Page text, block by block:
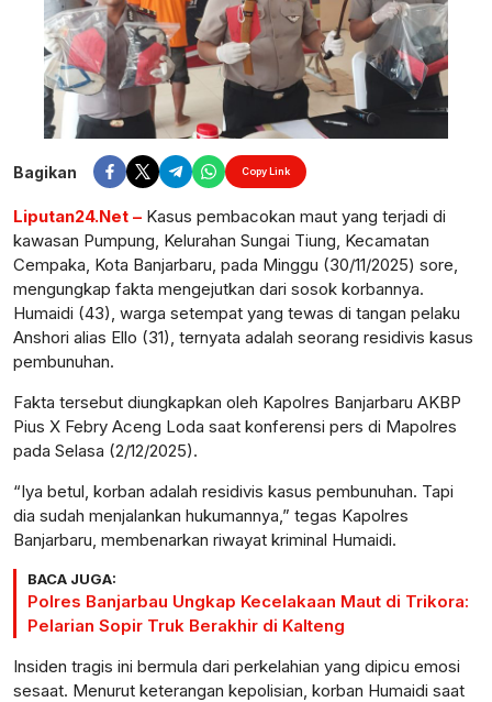
Bagikan Copy Link
Liputan24.Net – Kasus pembacokan maut yang terjadi di
kawasan Pumpung, Kelurahan Sungai Tiung, Kecamatan
Cempaka, Kota Banjarbaru, pada Minggu (30/11/2025) sore,
mengungkap fakta mengejutkan dari sosok korbannya.
Humaidi (43), warga setempat yang tewas di tangan pelaku
Anshori alias Ello (31), ternyata adalah seorang residivis kasus
pembunuhan.
Fakta tersebut diungkapkan oleh Kapolres Banjarbaru AKBP
Pius X Febry Aceng Loda saat konferensi pers di Mapolres
pada Selasa (2/12/2025).
“Iya betul, korban adalah residivis kasus pembunuhan. Tapi
dia sudah menjalankan hukumannya,” tegas Kapolres
Banjarbaru, membenarkan riwayat kriminal Humaidi.
BACA JUGA:
Polres Banjarbau Ungkap Kecelakaan Maut di Trikora:
Pelarian Sopir Truk Berakhir di Kalteng
Insiden tragis ini bermula dari perkelahian yang dipicu emosi
sesaat. Menurut keterangan kepolisian, korban Humaidi saat